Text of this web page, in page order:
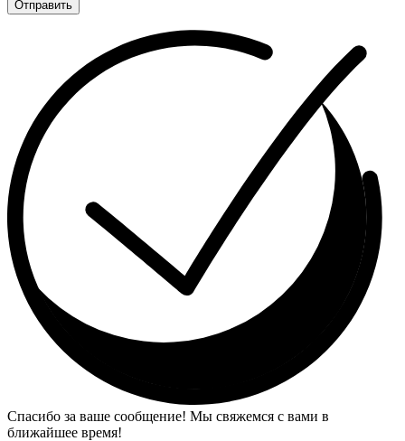
Отправить
Спасибо за ваше сообщение! Мы свяжемся с вами в
ближайшее время!